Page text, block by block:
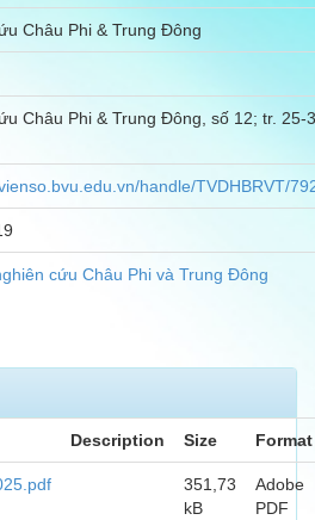
Châu Phi & Trung Đông
Châu Phi & Trung Đông, số 12; tr. 25-
handle/TVDHBRVT/
cứu Châu Phi và Trung Đông
Description Size Format
351,73
kB
Adobe
PDF